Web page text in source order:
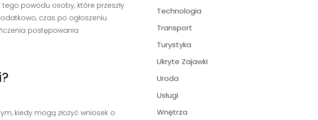
powodu osoby, które przeszły
czas po ogłoszeniu
postępowania
kiedy mogą złożyć wniosek o
Technologia
Transport
Turystyka
Ukryte Zajawki
Uroda
Usługi
Wnętrza